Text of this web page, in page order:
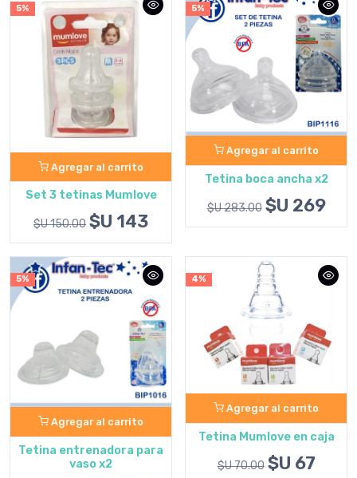
5%
Agregar al carrito
Set 3 tetinas Mumlove
$U 150.00 $U 143
5%
Agregar al carrito
Tetina boca ancha x2
$U 283.00 $U 269
5%
Agregar al carrito
Tetina entrenadora para
vaso x2
4%
Agregar al carrito
Tetina Mumlove en caja
$U 70.00 $U 67